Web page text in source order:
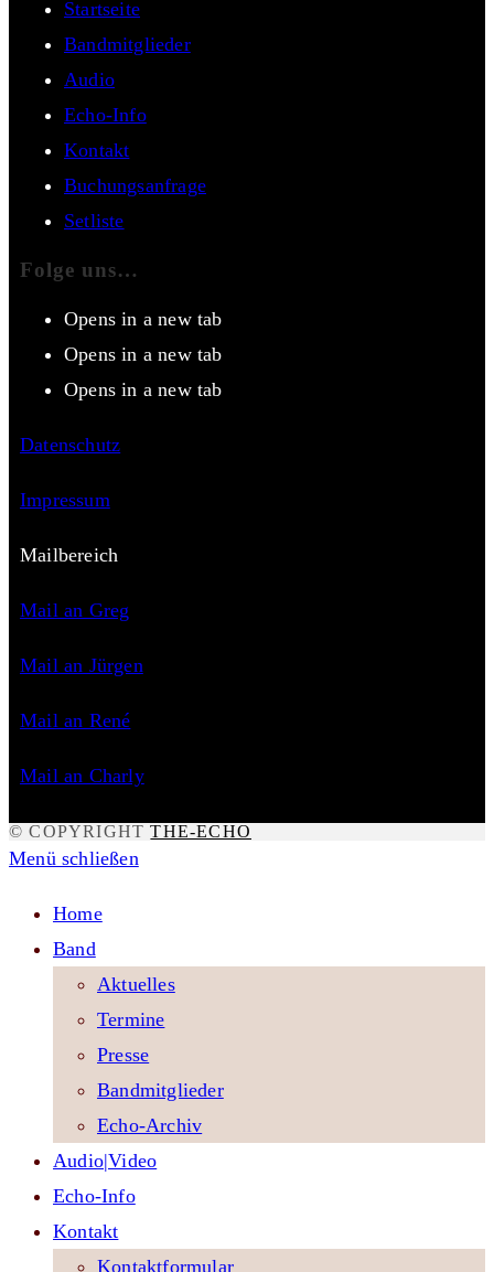
Startseite
Bandmitglieder
Audio
Echo-Info
Kontakt
Buchungsanfrage
Setliste
Folge uns…
Opens in a new tab
Opens in a new tab
Opens in a new tab
Datenschutz
Impressum
Mailbereich
Mail an Greg
Mail an Jürgen
Mail an René
Mail an Charly
© COPYRIGHTTHE-ECHO
Menü schließen
Home
Band
Aktuelles
Termine
Presse
Bandmitglieder
Echo-Archiv
Audio|Video
Echo-Info
Kontakt
Kontaktformular